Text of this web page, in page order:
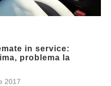
in service:
problema la
2017